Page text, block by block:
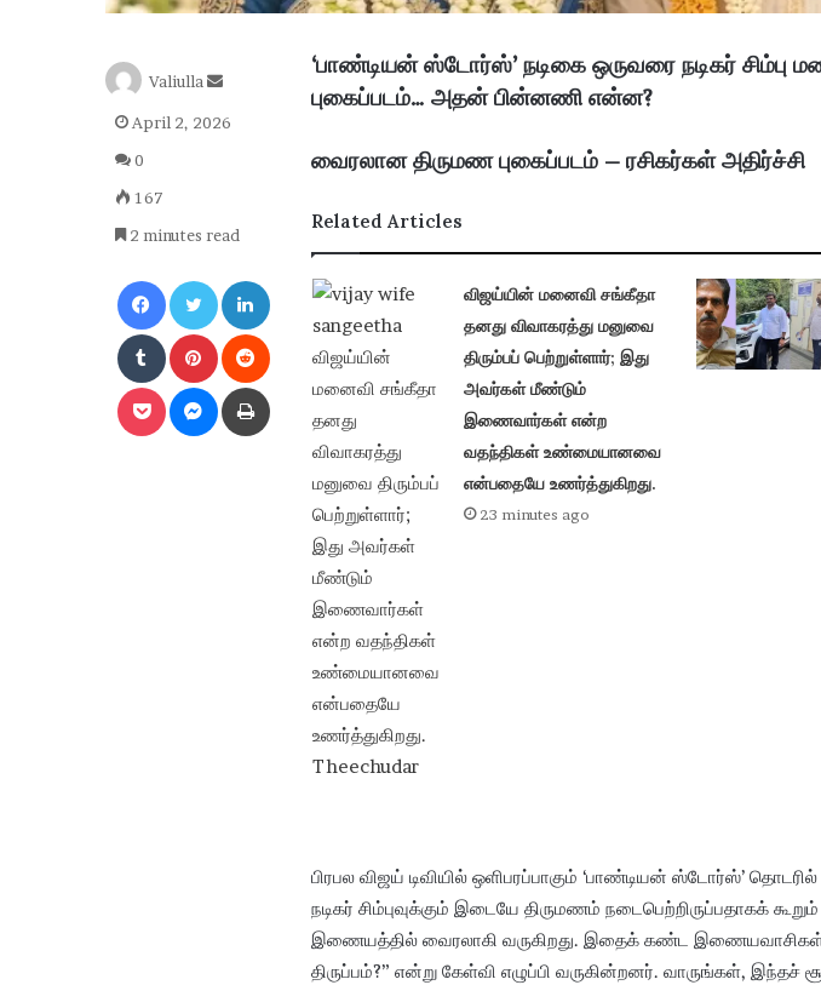
‘பாண்டியன் ஸ்டோர்ஸ்’ நடிகை ஒருவரை நடிகர் சிம்பு
புகைப்படம்… அதன் பின்னணி என்ன?
வைரலான திருமண புகைப்படம் – ரசிகர்கள் அதிர்ச்சி
Related Articles
விஜய்யின் மனைவி சங்கீதா
தனது விவாகரத்து மனுவை
திரும்பப் பெற்றுள்ளார்; இது
அவர்கள் மீண்டும்
இணைவார்கள் என்ற
வதந்திகள் உண்மையானவை
என்பதையே உணர்த்துகிறது.
23 minutes ago
பிரபல விஜய் டிவியில் ஒளிபரப்பாகும் ‘பாண்டியன் ஸ்டோர்ஸ்’ தொடரில்
நடிகர் சிம்புவுக்கும் இடையே திருமணம் நடைபெற்றிருப்பதாகக்
இணையத்தில் வைரலாகி வருகிறது. இதைக் கண்ட
திருப்பம்?” என்று கேள்வி எழுப்பி வருகின்றனர். வாருங்கள்,
Valiulla
n
e
a
i
April 2, 2026
0
167
2 minutes read